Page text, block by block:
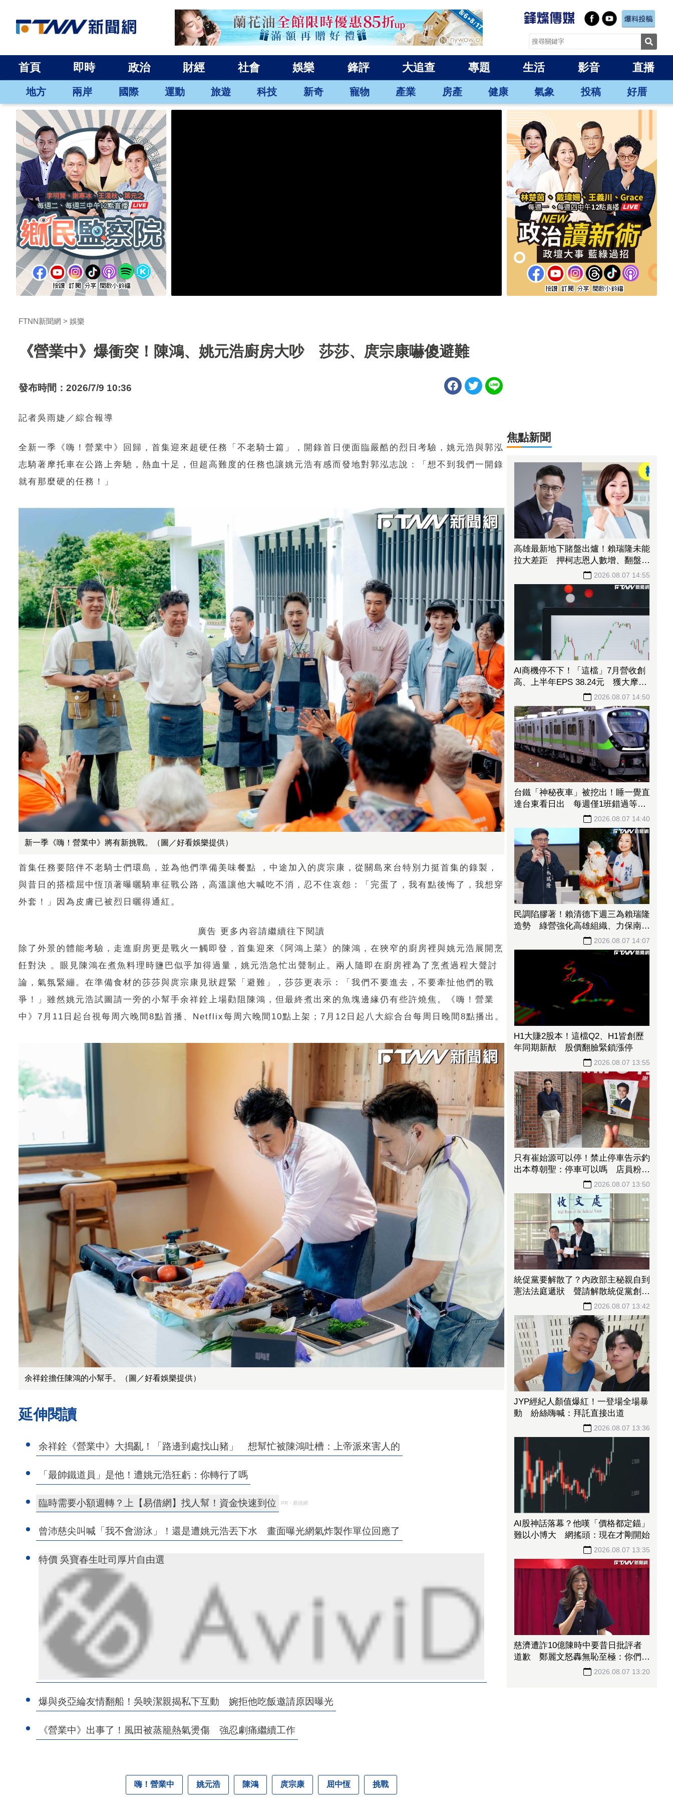
首頁 即時 政治 財經 社會 娛樂 鋒評 大追查 專題 生活 影音 直播
地方 兩岸 國際 運動 旅遊 科技 新奇 寵物 產業 房產 健康 氣象 投稿 好厝
FTNN新聞網 娛樂
《營業中》爆衝突！陳鴻、姚元浩廚房大吵 莎莎、庹宗康嚇傻避難
發布時間：2026/7/9 10:36
記者吳雨婕／綜合報導
全新一季《嗨！營業中》回歸，首集迎來超硬任務「不老騎士篇」，開錄首日便面臨嚴酷的烈日考驗，姚元浩與郭泓
志騎著摩托車在公路上奔馳，熱血十足，但超高難度的任務也讓姚元浩有感而發地對郭泓志說：「想不到我們一開錄
就有那麼硬的任務！」
新一季《嗨！營業中》將有新挑戰。（圖／好看娛樂提供）
首集任務要陪伴不老騎士們環島，並為他們準備美味餐點 ，中途加入的庹宗康，從關島來台特別力挺首集的錄製，
與昔日的搭檔屈中恆頂著曝曬騎車征戰公路，高溫讓他大喊吃不消，忍不住哀怨：「完蛋了，我有點後悔了，我想穿
外套！」因為皮膚已被烈日曬得通紅。
廣告 更多內容請繼續往下閱讀
除了外景的體能考驗，走進廚房更是戰火一觸即發，首集迎來《阿鴻上菜》的陳鴻，在狹窄的廚房裡與姚元浩展開烹
飪對決 。眼見陳鴻在煮魚料理時鹽巴似乎加得過量，姚元浩急忙出聲制止。兩人隨即在廚房裡為了烹煮過程大聲討
論，氣氛緊繃。在準備食材的莎莎與庹宗康見狀趕緊「避難」，莎莎更表示：「我們不要進去，不要牽扯他們的戰
爭！」雖然姚元浩試圖請一旁的小幫手余祥銓上場勸阻陳鴻，但最終煮出來的魚塊邊緣仍有些許燒焦。《嗨！營業
中》7月11日起台視每周六晚間8點首播、Netflix每周六晚間10點上架；7月12日起八大綜合台每周日晚間8點播出。
余祥銓擔任陳鴻的小幫手。（圖／好看娛樂提供）
延伸閱讀
余祥銓《營業中》大搗亂！「路邊到處找山豬」 想幫忙被陳鴻吐槽：上帝派來害人的
「最帥鐵道員」是他！遭姚元浩狂虧：你轉行了嗎
臨時需要小額週轉？上【易借網】找人幫！資金快速到位 PR・易借網
曾沛慈尖叫喊「我不會游泳」！還是遭姚元浩丟下水 畫面曝光網氣炸製作單位回應了
特價 吳寶春生吐司厚片自由選
爆與炎亞綸友情翻船！吳映潔親揭私下互動 婉拒他吃飯邀請原因曝光
《營業中》出事了！風田被蒸籠熱氣燙傷 強忍劇痛繼續工作
嗨！營業中 姚元浩 陳鴻 庹宗康 屈中恆 挑戰
焦點新聞
高雄最新地下賭盤出爐！賴瑞隆未能
拉大差距 押柯志恩人數增、翻盤仍
2026.08.07 14:55
AI商機停不下！「這檔」7月營收創
高、上半年EPS 38.24元 獲大摩喊
買、12000元目標價
2026.08.07 14:50
台鐵「神秘夜車」被挖出！睡一覺直
達台東看日出 每週僅1班錯過等下
2026.08.07 14:40
民調陷膠著！賴清德下週三為賴瑞隆
造勢 綠營強化高雄組織、力保南臺
2026.08.07 14:07
H1大賺2股本！這檔Q2、H1皆創歷
年同期新猷 股價翻臉緊鎖漲停
2026.08.07 13:55
只有崔始源可以停！禁止停車告示釣
出本尊朝聖：停車可以嗎 店員粉絲
2026.08.07 13:50
統促黨要解散了？內政部主秘親自到
憲法法庭遞狀 聲請解散統促黨創下
2026.08.07 13:42
JYP經紀人顏值爆紅！一登場全場暴
動 紛絲嗨喊：拜託直接出道
2026.08.07 13:36
AI股神話落幕？他嘆「價格都定錨」
難以小博大 網搖頭：現在才剛開始
2026.08.07 13:35
慈濟遭詐10億陳時中要昔日批評者
道歉 鄭麗文怒轟無恥至極：你們該
2026.08.07 13:20